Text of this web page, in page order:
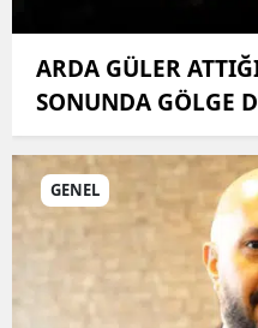
ARDA GÜLER
SONUNDA GÖLGE
GENEL